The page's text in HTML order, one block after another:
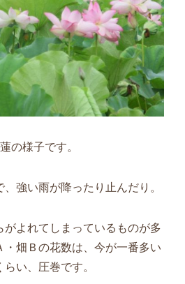
の様子です。
強い雨が降ったり止んだり。
がよれてしまっているものが多
・畑Ｂの花数は、今が一番多い
い、圧巻です。